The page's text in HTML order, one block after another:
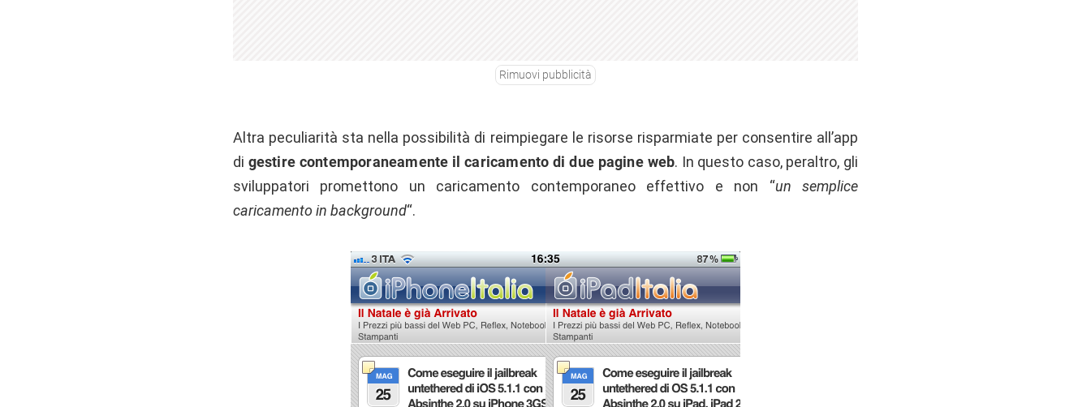
Rimuovi pubblicità
Altra peculiarità sta nella possibilità di reimpiegare le risorse risparmiate per consentire all’app
di gestire contemporaneamente il caricamento di due pagine web. In questo caso, peraltro, gli
sviluppatori promettono un caricamento contemporaneo effettivo e non “un semplice
caricamento in background“.